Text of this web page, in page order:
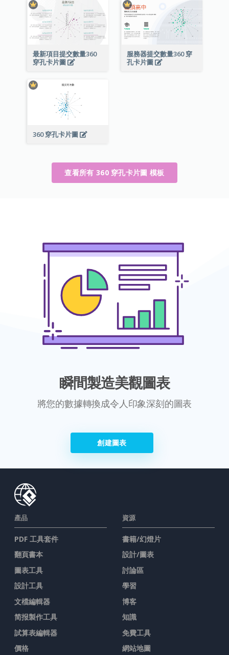
最新項目提交數量360
穿孔卡片圖
服務器提交數量360 穿
孔卡片圖
360 穿孔卡片圖
查看所有 360 穿孔卡片圖 模板
瞬間製造美觀圖表
將您的數據轉換成令人印象深刻的圖表
創建圖表
產品
PDF 工具套件
翻頁書本
圖表工具
設計工具
文檔編輯器
简报製作工具
試算表編輯器
價格
資源
書籍/幻燈片
設計/圖表
討論區
學習
博客
知識
免費工具
網站地圖